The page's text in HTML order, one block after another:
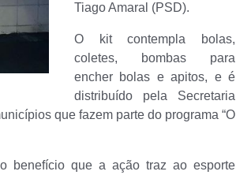
Tiago Amaral (PSD).
O kit contempla bolas,
coletes, bombas para
encher bolas e apitos, e é
distribuído pela Secretaria
que fazem parte do programa “O
benefício que a ação traz ao esporte